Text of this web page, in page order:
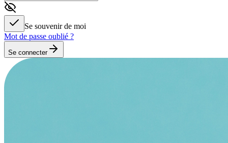
Se souvenir de moi
Mot de passe oublié ?
Se connecter